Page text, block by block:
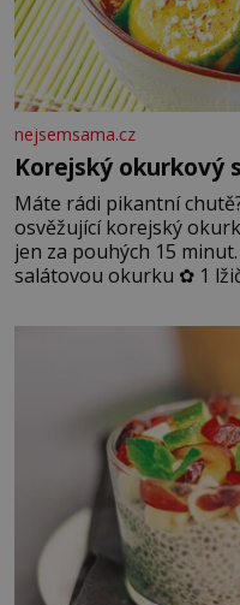
nejsemsama.cz
Korejský okurkový
Máte rádi pikantní
osvěžující korejský
jen za pouhých 15
salátovou okurku ✿ 1
sezamového oleje ✿ 1
jarní cibulku ✿ 1 lžíci